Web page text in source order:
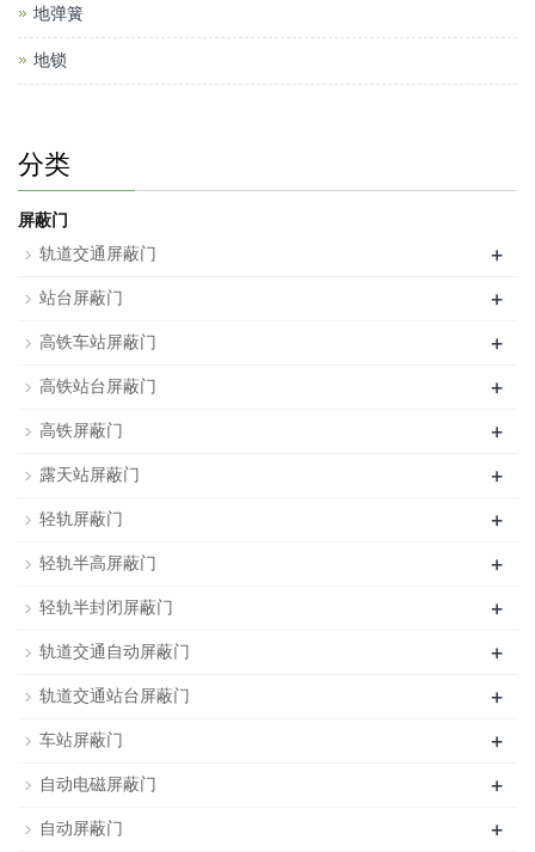
地弹簧
地锁
分类
屏蔽门
轨道交通屏蔽门
+
站台屏蔽门 +
高铁车站屏蔽门 +
高铁站台屏蔽门 +
高铁屏蔽门 +
露天站屏蔽门 +
轻轨屏蔽门 +
轻轨半高屏蔽门 +
轻轨半封闭屏蔽门 +
轨道交通自动屏蔽门 +
轨道交通站台屏蔽门 +
车站屏蔽门 +
自动电磁屏蔽门 +
自动屏蔽门 +